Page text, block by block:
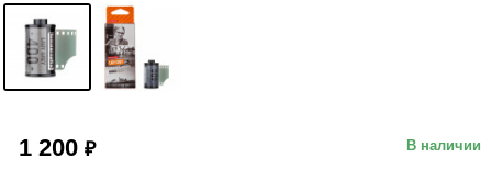
В наличии
1 200 ₽